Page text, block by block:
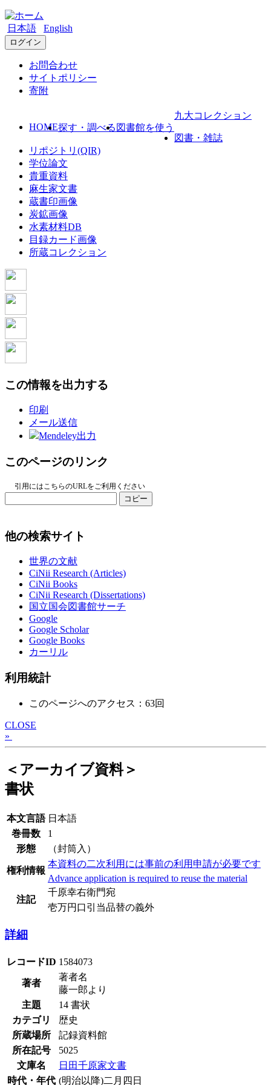
日本語 English
ログイン
お問合わせ
サイトポリシー
寄附
HOME探す・調べる 図書館を使う
九大コレクション
図書・雑誌
リポジトリ(QIR)
学位論文
貴重資料
麻生家文書
蔵書印画像
炭鉱画像
水素材料DB
目録カード画像
所蔵コレクション
この情報を出力する
印刷
メール送信
Mendeley出力
このページのリンク
引用にはこちらのURLをご利用ください
コピー
他の検索サイト
世界の文献
CiNii Research (Articles)
CiNii Books
CiNii Research (Dissertations)
国立国会図書館サーチ
Google
Google Scholar
Google Books
カーリル
利用統計
このページへのアクセス：63回
CLOSE
»
＜アーカイブ資料＞
書状
本文言語 日本語
巻冊数
1
形態
（封筒入）
権利情報
本資料の二次利用には事前の利用申請が必要です
Advance application is required to reuse the material
注記
千原幸右衛門宛
壱万円口引当品替の義外
詳細
レコードID 1584073
著者
著者名
藤一郎より
主題
14 書状
カテゴリ
歴史
所蔵場所
記録資料館
所在記号
5025
文庫名
日田千原家文書
時代・年代 (明治以降)二月四日